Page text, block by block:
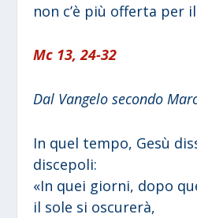
non c’è più offerta per
Mc 13, 24-32
Dal Vangelo secondo
In quel tempo, Gesù
discepoli:
«In quei giorni, dopo
il sole si oscurerà,